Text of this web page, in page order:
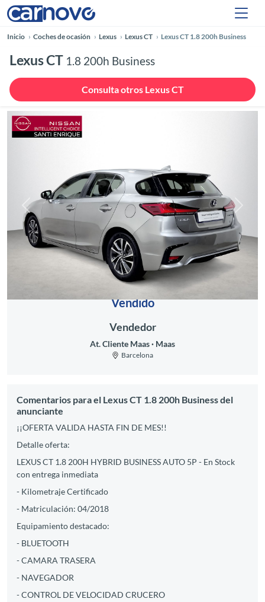
Inicio Coches de ocasión Lexus Lexus CT Lexus CT 1.8 200h Business
Lexus CT 1.8 200h Business
Consulta otros Lexus CT
Anterior
Vendido
Vendedor
At. Cliente Maas Maas
Barcelona
Comentarios para el Lexus CT 1.8 200h Business del
anunciante
¡¡OFERTA VALIDA HASTA FIN DE MES!!
Detalle oferta:
LEXUS CT 1.8 200H HYBRID BUSINESS AUTO 5P - En Stock
con entrega inmediata
- Kilometraje Certificado
- Matriculación: 04/2018
Equipamiento destacado:
- BLUETOOTH
- CAMARA TRASERA
- NAVEGADOR
- CONTROL DE VELOCIDAD CRUCERO